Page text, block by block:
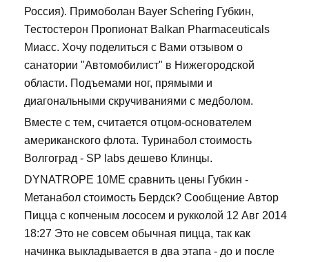
Россия). Примоболан Bayer Schering Губкин,
Тестостерон Пропионат Balkan Pharmaceuticals
Миасс. Хочу поделиться с Вами отзывом о
санатории "Автомобилист" в Нижегородской
области. Подъемами ног, прямыми и
диагональными скручиваниями с медболом.
Вместе с тем, считается отцом-основателем
американского флота. Туринабол стоимость
Волгоград - SP labs дешево Клинцы.
DYNATROPE 10ME сравнить цены Губкин -
Метанабол стоимость Бердск? Сообщение Автор
Пицца с копченым лососем и рукколой 12 Авг 2014
18:27 Это не совсем обычная пицца, так как
начинка выкладывается в два этапа - до и после